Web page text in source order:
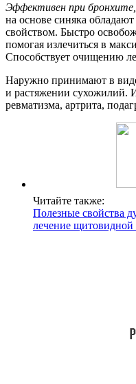
Эффективен при
на основе синяка
свойством. Быстро
помогая излечиться в
Способствует очищению
Наружно принимают в
и растяжении сухожилий.
ревматизма, артрита,
Читайте также:
Полезные свойства
лечение